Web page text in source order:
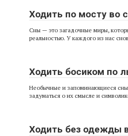
Ходить по мосту во
Сны — это загадочные миры,
реальностью. У каждого из нас
Ходить босиком по
Необычные и запоминающиеся сны
задуматься о их смысле и
Ходить без одежды